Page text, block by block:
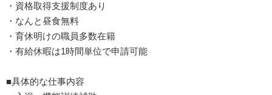
・資格取得支援制度あり
・なんと昼食無料
・育休明けの職員多数在籍
・有給休暇は1時間単位で申請可能
■具体的な仕事内容